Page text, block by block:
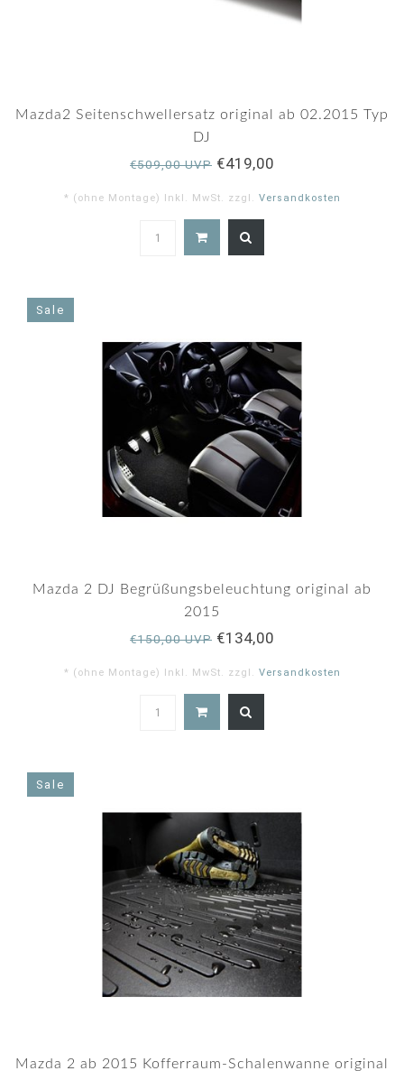
Mazda2 Seitenschwellersatz original ab 02.2015 Typ
DJ
€509,00 UVP €419,00
* (ohne Montage) Inkl. MwSt. zzgl. Versandkosten
Sale
Mazda 2 DJ Begrüßungsbeleuchtung original ab
2015
€150,00 UVP €134,00
* (ohne Montage) Inkl. MwSt. zzgl. Versandkosten
Sale
Mazda 2 ab 2015 Kofferraum-Schalenwanne original